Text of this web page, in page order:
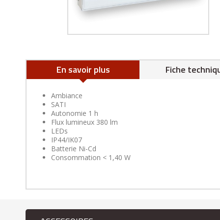
En savoir plus Fiche
Ambiance
SATI
Autonomie 1 h
Flux lumineux 380 lm
LEDs
IP44/IK07
Batterie Ni-Cd
Consommation < 1,40 W